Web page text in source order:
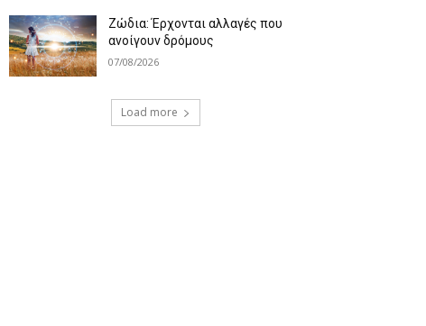
Ζώδια: Έρχονται αλλαγές που
ανοίγουν δρόμους
07/08/2026
Load more